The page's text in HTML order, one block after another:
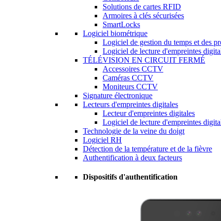
Solutions de cartes RFID
Armoires à clés sécurisées
SmartLocks
Logiciel biométrique
Logiciel de gestion du temps et des
Logiciel de lecture d'empreintes
TÉLÉVISION EN CIRCUIT FERMÉ
Accessoires CCTV
Caméras CCTV
Moniteurs CCTV
Signature électronique
Lecteurs d'empreintes digitales
Lecteur d'empreintes digitales
Logiciel de lecture d'empreintes
Technologie de la veine du doigt
Logiciel RH
Détection de la température et de la fièvre
Authentification à deux facteurs
Dispositifs d'authentification